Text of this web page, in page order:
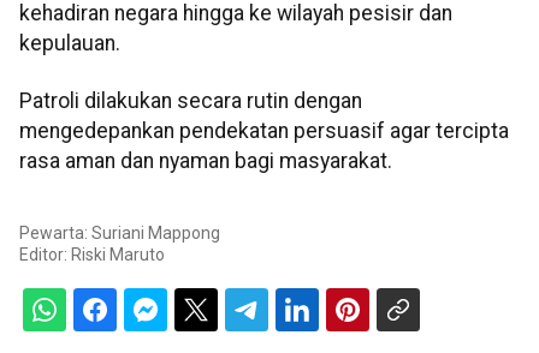
kehadiran negara hingga ke wilayah pesisir dan
kepulauan.
Patroli dilakukan secara rutin dengan
mengedepankan pendekatan persuasif agar tercipta
rasa aman dan nyaman bagi masyarakat.
Pewarta: Suriani Mappong
Editor: Riski Maruto